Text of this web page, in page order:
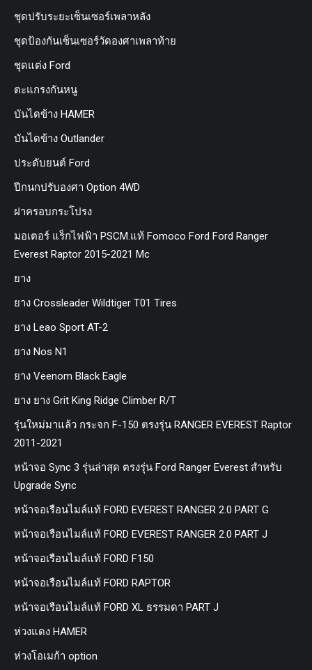
ชุดปรับระยะเซ็นเซอร์เพลาหลัง
ชุดป้องกันเซ็นเซอร์วัดองศาเพลาท้าย
ชุดแต่ง Ford
ตะแกรงกันหนู
บันไดข้าง HAMER
บันไดข้าง Outlander
ประดับยนต์ Ford
ปีกนกปรับองศา Option 4WD
ฝาครอบกระโปรง
มอเตอร์ แร็กไฟฟ้า PSCM.แท้ Fomoco Ford Ford Ranger
Everest Raptor 2015-2021 Mc
ยาง
ยาง Crossleader Wildtiger T01 Tires
ยาง Leao Sport AT-2
ยาง Nos N1
ยาง Veenom Black Eagle
ยาง ยาง Grit King Ridge Climber R/T
รุ่นใหม่มาแล้ว กระจก F-150 ตรงรุ่น RANGER EVEREST Raptor
2011-2021
หน้าจอ Sync 3 รุ่นล่าสุด ตรงรุ่น Ford Ranger Everest สำหรับ
Upgrade Sync
หน้าจอเรือนไมล์แท้ FORD EVEREST RANGER 2.0 PART G
หน้าจอเรือนไมล์แท้ FORD EVEREST RANGER 2.0 PART J
หน้าจอเรือนไมล์แท้ FORD F150
หน้าจอเรือนไมล์แท้ FORD RAPTOR
หน้าจอเรือนไมล์แท้ FORD XL ธรรมดา PART J
ห่วงแดง HAMER
ห่วงโอเมก้า option